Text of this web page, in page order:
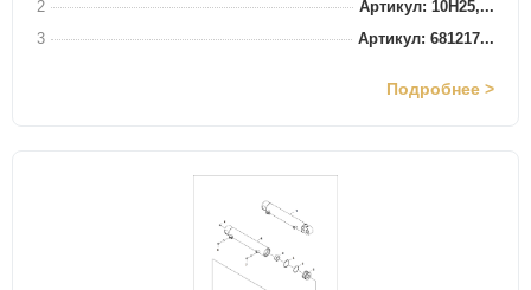
2
Артикул: 10H25,...
3
Артикул: 681217...
Подробнее >